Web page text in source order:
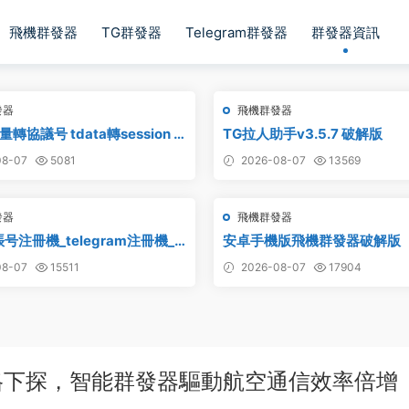
飛機群發器 TG群發器 Telegram群發器 群發器資訊
器
轉協議号 tdata轉session –
07 5081
飛機群發器
TG拉人助手v3.5.7 破解版
2026-08-07 13569
器
号注冊機_telegram注冊機_
注冊機破解版
07 15511
飛機群發器
安卓手機版飛機群發器破解版
2026-08-07 17904
探，智能群發器驅動航空通信效率倍增